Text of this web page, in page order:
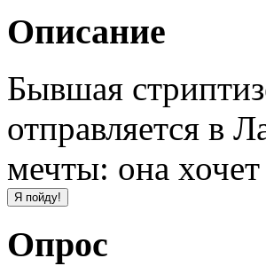
Описание
Бывшая
отправляется в
мечты: она
Опрос